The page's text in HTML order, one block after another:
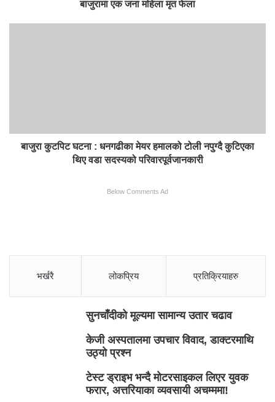
बाजुरामा एक जना महिला मृत फेला
बाजुरा कुटपिट घटना : धनगढीका मेयर हमालको टोली नपुग्दै कुटिएका
थिए वडा सदस्यको परिवारपूर्वजानकारी
Below Comments Ad
भर्खरै लोकप्रिय प्रतिक्रियाहरु
सुनचाँदीको मूल्यमा सामान्य उतार चढाव
केजी अस्पतालमा उपचार विवाद, डाक्टरमाथि
उठ्यो प्रश्न
टेस्ट ड्राइभ भन्दै मोटरसाइकल लिएर युवक
फरार, अत्तरियाका व्यवसायी अचम्ममा!